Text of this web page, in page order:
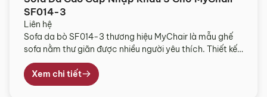
SF014-3
Liên hệ
Sofa da bò SF014-3 thương hiệu MyChair là mẫu ghế
sofa nằm thư giãn được nhiều người yêu thích. Thiết kế
mang phong cách hiện đại, sang trọng, thời thượng.
Sản phẩm mang đến cho văn phòng một không gian
tiếp khách ấn tượng, ghi điểm trong mắt khách hàng,
Xem chi tiết